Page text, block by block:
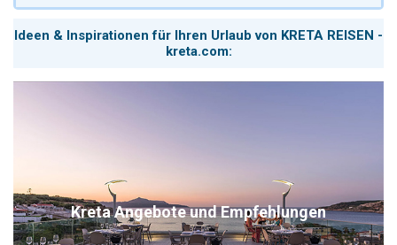
Ideen & Inspirationen für Ihren Urlaub von KRETA REISEN -
kreta.com:
Kreta Angebote und Empfehlungen